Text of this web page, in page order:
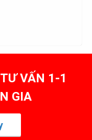
VẤN 1-1
GIA